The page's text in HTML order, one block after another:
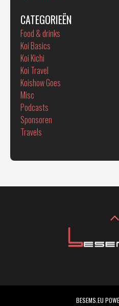
CATEGORIEËN
Food & drinks
Koi Basics
Koi Kichi
Koi Travel
Koishow Goes
Misc
Podcasts
Sponsoren
Travels
BESEMS.EU